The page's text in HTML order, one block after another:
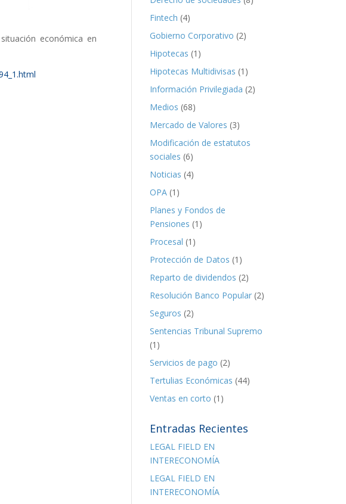
económica en
Fintech (4)
Gobierno Corporativo (2)
Hipotecas (1)
Hipotecas Multidivisas (1)
Información Privilegiada (2)
Medios (68)
Mercado de Valores (3)
Modificación de estatutos
sociales (6)
Noticias (4)
OPA (1)
Planes y Fondos de
Pensiones (1)
Procesal (1)
Protección de Datos (1)
Reparto de dividendos (2)
Resolución Banco Popular (2)
Seguros (2)
Sentencias Tribunal Supremo
(1)
Servicios de pago (2)
Tertulias Económicas (44)
Ventas en corto (1)
Entradas Recientes
LEGAL FIELD EN
INTERECONOMÍA
LEGAL FIELD EN
INTERECONOMÍA